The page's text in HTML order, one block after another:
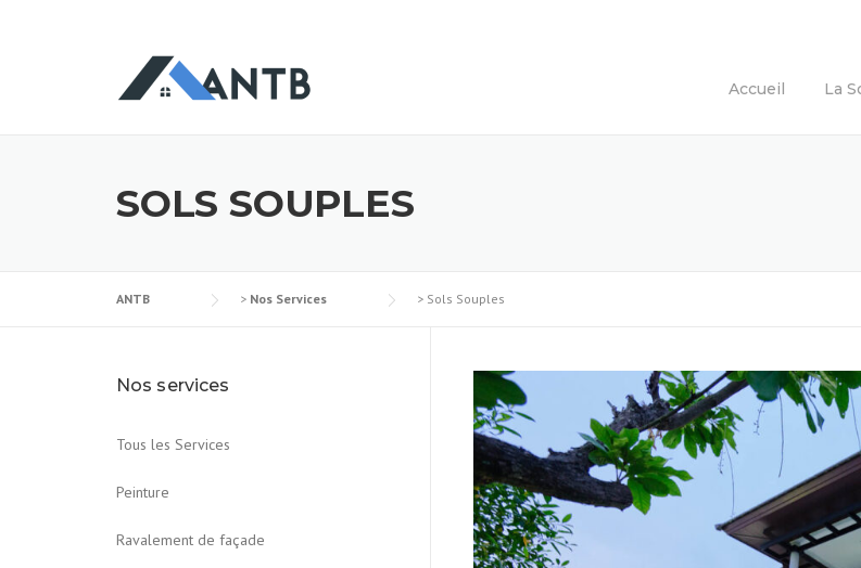
Accueil La
SOLS SOUPLES
ANTB > Nos Services > Sols Souples
Nos services
Tous les Services
Peinture
Ravalement de façade